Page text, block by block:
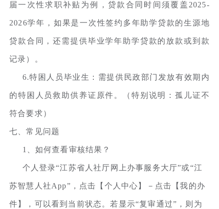
届一次性求职补贴为例，贷款合同时间须覆盖2025-
2026学年，如果是一次性签约多年助学贷款的生源地
贷款合同，还需提供毕业学年助学贷款的放款或到款
记录）。
6.特困人员毕业生：需提供民政部门发放有效期内
的特困人员救助供养证原件。（特别说明：孤儿证不
符合要求）
七、常见问题
1、如何查看审核结果？
个人登录“江苏省人社厅网上办事服务大厅”或“江
苏智慧人社App”，点击【个人中心】－点击【我的办
件】，可以看到当前状态。若显示“复审通过”，则为